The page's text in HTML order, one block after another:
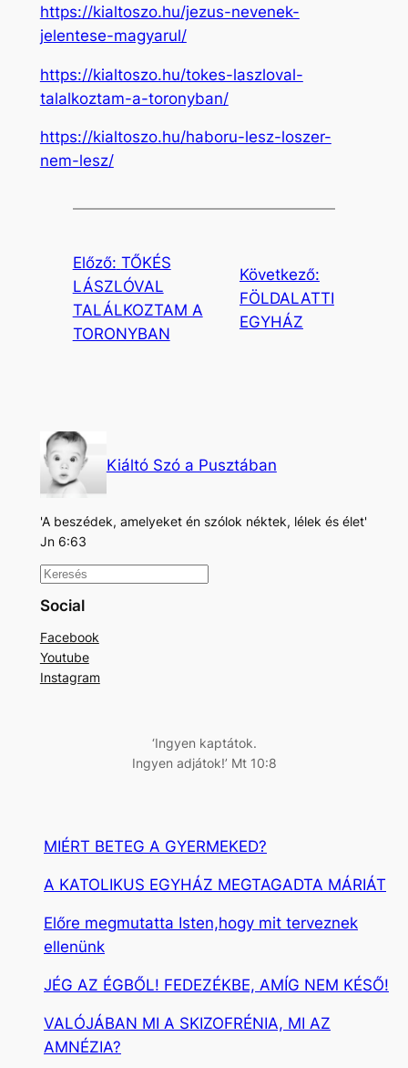
https://kialtoszo.hu/jezus-nevenek-
jelentese-magyarul/
https://kialtoszo.hu/tokes-laszloval-
talalkoztam-a-toronyban/
https://kialtoszo.hu/haboru-lesz-loszer-
nem-lesz/
Előző: TŐKÉS
LÁSZLÓVAL
TALÁLKOZTAM A
TORONYBAN
Következő:
FÖLDALATTI
EGYHÁZ
Kiáltó Szó a Pusztában
'A beszédek, amelyeket én szólok néktek, lélek és élet'
Jn 6:63
K
e
e
s
Social
Facebook
Youtube
Instagram
‘Ingyen kaptátok.
Ingyen adjátok!’ Mt 10:8
MIÉRT BETEG A GYERMEKED?
A KATOLIKUS EGYHÁZ MEGTAGADTA MÁRIÁT
Előre megmutatta Isten,hogy mit terveznek
ellenünk
JÉG AZ ÉGBŐL! FEDEZÉKBE, AMÍG NEM KÉSŐ!
VALÓJÁBAN MI A SKIZOFRÉNIA, MI AZ
AMNÉZIA?